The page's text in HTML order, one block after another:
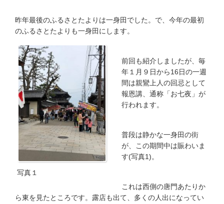
昨年最後のふるさとたよりは一身田でした。で、今年の最初
のふるさとたよりも一身田にします。
写真１
前回も紹介しましたが、毎
年１月９日から16日の一週
間は親鸞上人の回忌として
報恩講、通称「お七夜」が
行われます。
普段は静かな一身田の街
が、この期間中は賑わいま
す(写真1)。
これは西側の唐門あたりか
ら東を見たところです。露店も出て、多くの人出になってい